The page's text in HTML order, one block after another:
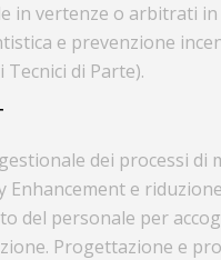
in vertenze o arbitrati
e prevenzione
di Parte).
dei processi di
Enhancement e
del personale per
Progettazione e